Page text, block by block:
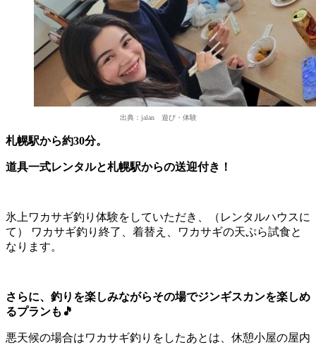
出典：jalan 遊び・体験
札幌駅から約30分。
道具一式レンタルと札幌駅からの送迎付き！
氷上ワカサギ釣り体験をしていただき、（レンタルハウスに
て） ワカサギ釣り終了、着替え、ワカサギの天ぷら試食と
なります。
さらに、釣りを楽しみながらその場でジンギスカンを楽しめ
るプランも🎵
悪天候の場合はワカサギ釣りをしたあとは、休憩小屋の屋内